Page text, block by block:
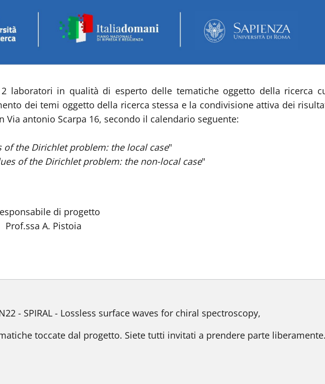
laboratori in qualità di esperto delle tematiche oggetto della ricerca
dei temi oggetto della ricerca stessa e la condivisione attiva dei
antonio Scarpa 16, secondo il calendario seguente:
the Dirichlet problem: the local case"
of the Dirichlet problem: the non-local case"
di progetto
Prof.ssa A. Pistoia
- SPIRAL - Lossless surface waves for chiral spectroscopy,
toccate dal progetto. Siete tutti invitati a prendere parte